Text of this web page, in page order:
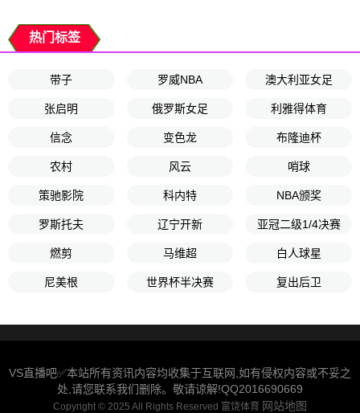
热门标签
带子 罗威NBA 澳大利亚女足
张启明 俄罗斯女足 利雅得体育
信念 变色龙 布隆迪杯
农村 风云 哨球
策驰影院 科内特 NBA颁奖
罗斯托夫 辽宁开新 亚冠二级1/4决赛
燃剪 马维超 白人球星
尼美根 世界杯半决赛 复出后卫
VS直播吧✅本站所有资讯内容均收集于互联网,如有侵权内容或不妥之
处,请您联系我们删除。敬请谅解!QQ2016690669
Copyright © 2025 All Rights Reserved 富饶体育 网站地图